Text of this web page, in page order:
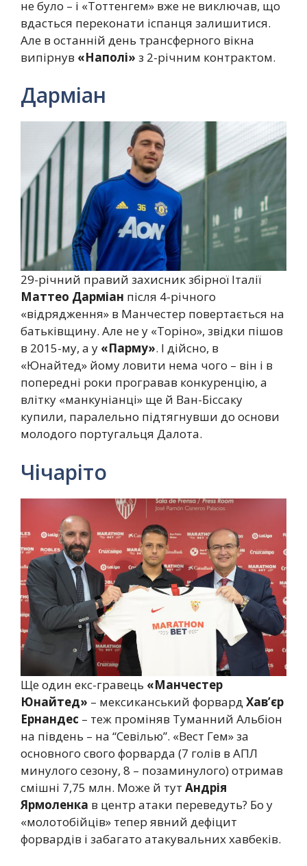
не було – і «Тоттенгем» вже не виключав, що
вдасться переконати іспанця залишитися.
Але в останній день трансферного вікна
випірнув «Наполі» з 2-річним контрактом.
Дарміан
29-річний правий захисник збірної Італії
Маттео Дарміан після 4-річного
«відрядження» в Манчестер повертається на
батьківщину. Але не у «Торіно», звідки пішов
в 2015-му, а у «Парму». І дійсно, в
«Юнайтед» йому ловити нема чого – він і в
попередні роки програвав конкуренцію, а
влітку «манкуніанці» ще й Ван-Біссаку
купили, паралельно підтягнувши до основи
молодого португальця Далота.
Чічаріто
Ще один екс-гравець «Манчестер
Юнайтед» – мексиканський форвардХав’єр
Ернандес – теж проміняв Туманний Альбіон
на південь – на “Севілью”. «Вест Гем» за
основного свого форварда (7 голів в АПЛ
минулого сезону, 8 – позаминулого) отримав
смішні 7,75 млн. Може й тут Андрія
Ярмоленка в центр атаки переведуть? Бо у
«молотобійців» тепер явний дефіцит
форвардів і забагато атакувальних хавбеків.